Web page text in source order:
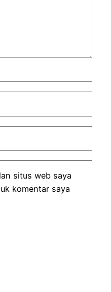
situs web saya
komentar saya